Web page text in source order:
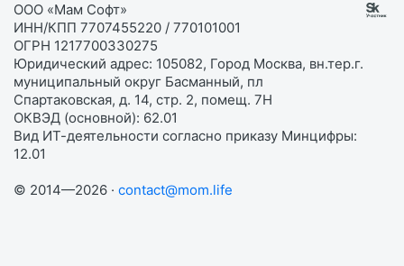
ООО «Мам Софт»
ИНН/КПП 7707455220 / 770101001
ОГРН 1217700330275
Юридический адрес: 105082, Город Москва, вн.тер.г.
муниципальный округ Басманный, пл
Спартаковская, д. 14, стр. 2, помещ. 7Н
ОКВЭД (основной): 62.01
Вид ИТ-деятельности согласно приказу Минцифры:
12.01
© 2014—2026 · contact@mom.life